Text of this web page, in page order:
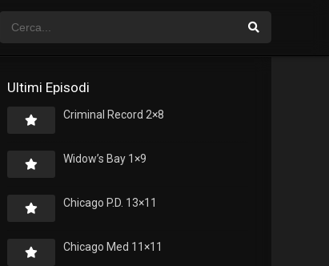
Ultimi Episodi
Criminal Record 2×8
Widow’s Bay 1×9
Chicago P.D. 13×11
Chicago Med 11×11